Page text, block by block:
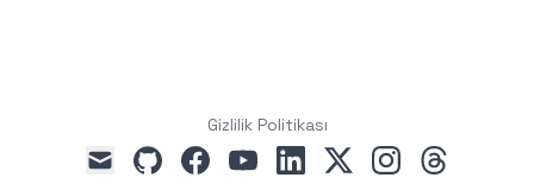
Gizlilik Politikası
mail
githubfacebookyoutubelinkedin
x instagramthreads